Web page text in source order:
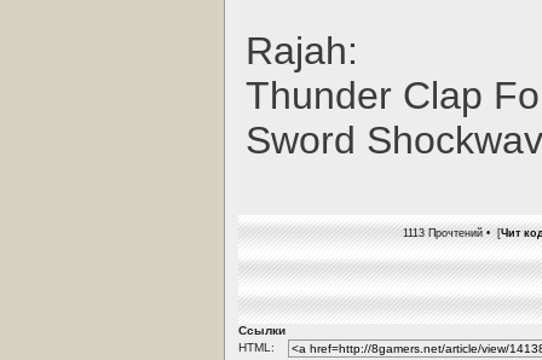
Rajah:
Thunder Clap
Sword
1113 Прочтений • [Чит
Ссылки
HTML: